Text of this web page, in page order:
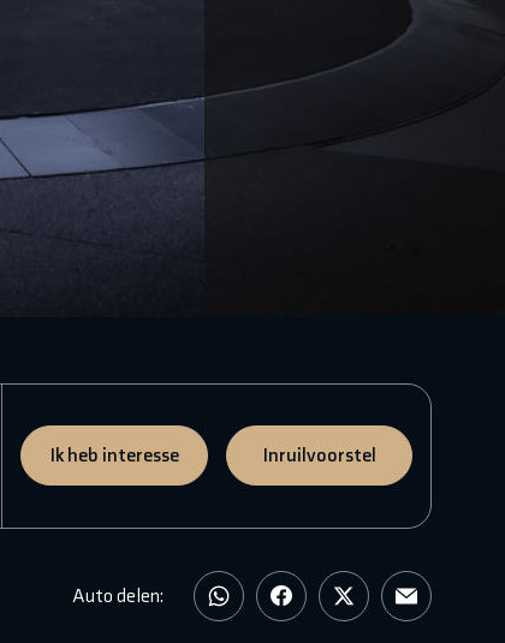
Ik heb interesse Inruilvoorstel
Auto delen: